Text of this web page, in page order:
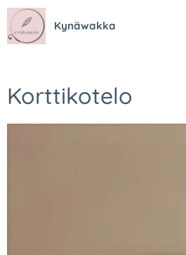
Kynäwakka
Korttikotelo